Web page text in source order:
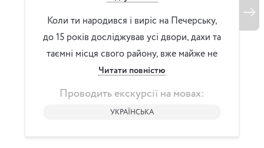
Коли ти народився і виріс на Печерську,
до 15 років досліджував усі двори, дахи та
таємні місця свого району, вже майже не
Читати повністю
Проводить екскурсії на мовах:
УКРАЇНСЬКА